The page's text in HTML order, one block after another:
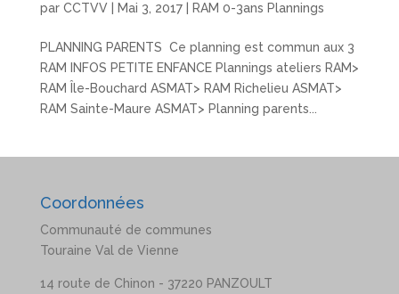
par CCTVV| Mai 3, 2017| RAM 0-3ans Plannings
PLANNING PARENTS Ce planning est commun aux 3
RAM INFOS PETITE ENFANCE Plannings ateliers RAM>
RAM Île-Bouchard ASMAT> RAM Richelieu ASMAT>
RAM Sainte-Maure ASMAT> Planning parents...
Coordonnées
Communauté de communes
Touraine Val de Vienne
14 route de Chinon - 37220 PANZOULT